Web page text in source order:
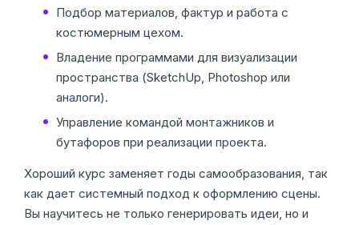
Подбор материалов, фактур и работа с
костюмерным цехом.
Владение программами для визуализации
пространства (SketchUp, Photoshop или
аналоги).
Управление командой монтажников и
бутафоров при реализации проекта.
Хороший курс заменяет годы самообразования, так
как дает системный подход к оформлению сцены.
Вы научитесь не только генерировать идеи, но и